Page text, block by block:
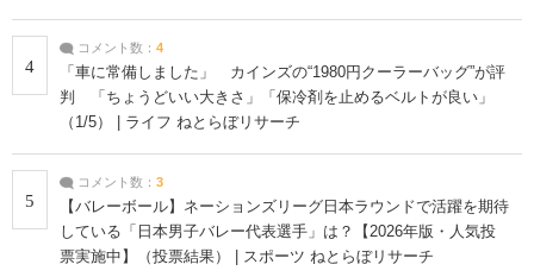
4
コメント数： 4
「車に常備しました」 カインズの“1980円クーラーバッグ”が評
判 「ちょうどいい大きさ」「保冷剤を止めるベルトが良い」
（1/5） | ライフ ねとらぼリサーチ
5
コメント数： 3
【バレーボール】ネーションズリーグ日本ラウンドで活躍を期待
している「日本男子バレー代表選手」は？【2026年版・人気投
票実施中】（投票結果） | スポーツ ねとらぼリサーチ